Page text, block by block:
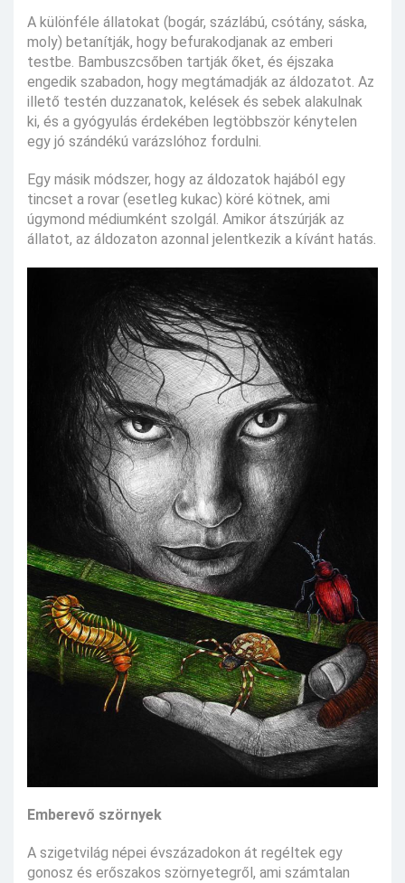
A különféle állatokat (bogár, százlábú, csótány, sáska,
moly) betanítják, hogy befurakodjanak az emberi
testbe. Bambuszcsőben tartják őket, és éjszaka
engedik szabadon, hogy megtámadják az áldozatot. Az
illető testén duzzanatok, kelések és sebek alakulnak
ki, és a gyógyulás érdekében legtöbbször kénytelen
egy jó szándékú varázslóhoz fordulni.
Egy másik módszer, hogy az áldozatok hajából egy
tincset a rovar (esetleg kukac) köré kötnek, ami
úgymond médiumként szolgál. Amikor átszúrják az
állatot, az áldozaton azonnal jelentkezik a kívánt hatás.
Emberevő szörnyek
A szigetvilág népei évszázadokon át regéltek egy
gonosz és erőszakos szörnyetegről, ami számtalan